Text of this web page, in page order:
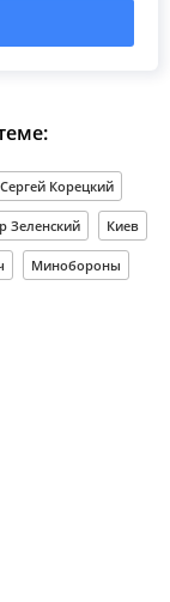
Сергей Корецкий
Зеленский Киев
Минобороны